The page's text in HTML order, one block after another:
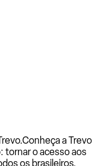
Conheça a Trevo
tornar o acesso aos
os brasileiros,